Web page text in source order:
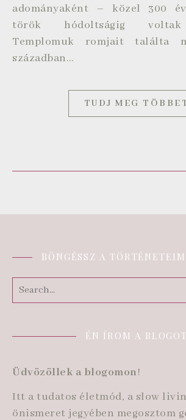
adományaként – közel 300
török hódoltságig
Templomuk romjait találta
században…
TUDJ MEG
BÖNGÉSSZ A
ÉN ÍROM A BLOGOT
Üdvözöllek a blogomon!
Itt a tudatos életmód, a slow
önismeret jegyében megosztom